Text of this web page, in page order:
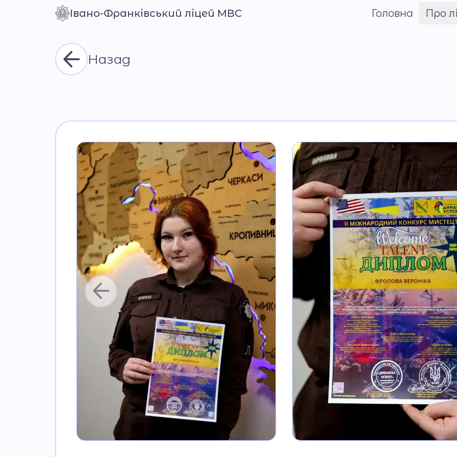
Контраст
Івано-Франківський ліцей МВС Головна
Про
Положення
Накази
Атестація
Публічні закупівлі
Матеріально-
база
Фотогалерея
Відеогалерея
Ліцейське
самоврядування
Вакансії
Публічна
Назад